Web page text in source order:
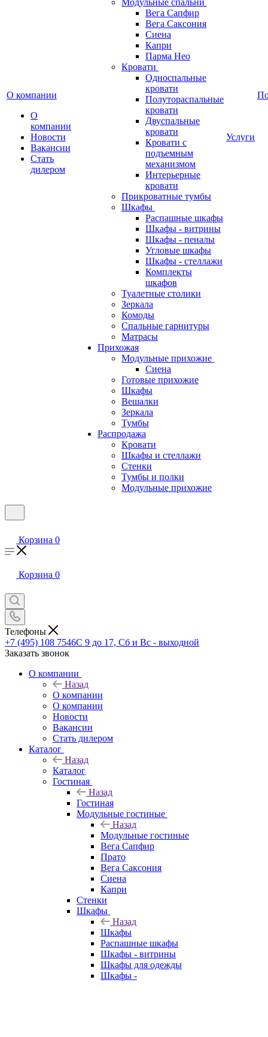
О компании
О
компании
Новости
Вакансии
Стать
дилером
Модульные спальни
Вега Сапфир
Вега Саксония
Сиена
Капри
Парма Нео
Кровати
Односпальные
кровати
Полутораспальные
кровати
Двуспальные
кровати
Кровати с
подъемным
механизмом
Интерьерные
кровати
Прикроватные тумбы
Шкафы
Распашные шкафы
Шкафы - витрины
Шкафы - пеналы
Угловые шкафы
Шкафы - стеллажи
Комплекты
шкафов
Туалетные столики
Зеркала
Комоды
Спальные гарнитуры
Матрасы
Прихожая
Модульные прихожие
Сиена
Готовые прихожие
Шкафы
Вешалки
Зеркала
Тумбы
Распродажа
Кровати
Шкафы и стеллажи
Стенки
Тумбы и полки
Модульные прихожие
Услуги
Корзина 0
Корзина 0
Телефоны
+7 (495) 108 7546С 9 до 17, Сб и Вс - выходной
Заказать звонок
О компании
Назад
О компании
О компании
Новости
Вакансии
Стать дилером
Каталог
Назад
Каталог
Гостиная
Назад
Гостиная
Модульные гостиные
Назад
Модульные гостиные
Вега Сапфир
Прато
Вега Саксония
Сиена
Капри
Стенки
Шкафы
Назад
Шкафы
Распашные шкафы
Шкафы - витрины
Шкафы для одежды
Шкафы -